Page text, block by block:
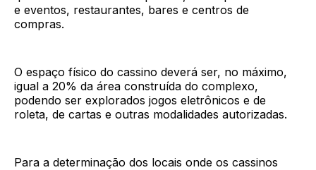
e eventos, restaurantes, bares e centros de
compras.
O espaço físico do cassino deverá ser, no máximo,
igual a 20% da área construída do complexo,
podendo ser explorados jogos eletrônicos e de
roleta, de cartas e outras modalidades autorizadas.
Para a determinação dos locais onde os cassinos